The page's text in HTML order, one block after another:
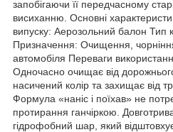
запобігаючи її передчасному
висиханню. Основні
випуску: Аерозольний балон Тип
Призначення: Очищення,
автомобіля Переваги
Одночасно очищає від
насичений колір та захищає від
Формула «наніс і поїхав» не
протирання ганчіркою.
гідрофобний шар, який